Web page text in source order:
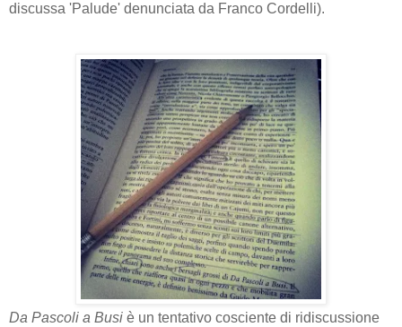
discussa 'Palude' denunciata da Franco Cordelli).
Da Pascoli a Busi è un tentativo cosciente di ridiscussione